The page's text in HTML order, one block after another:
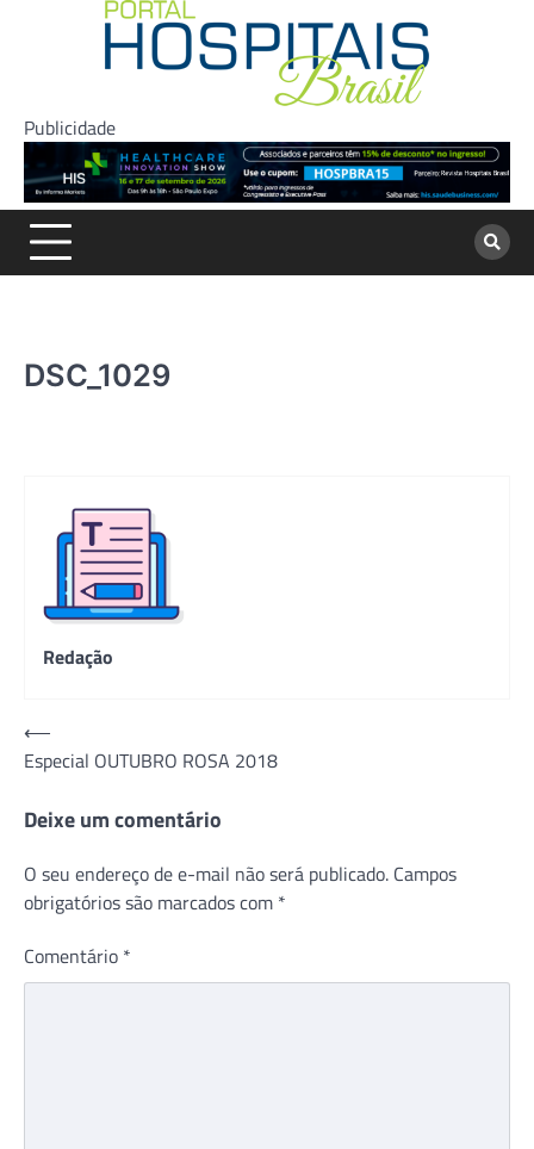
Publicidade
DSC_1029
Redação
Navegação
de
Post
⟵
Especial OUTUBRO ROSA 2018
Deixe um comentário
O seu endereço de e-mail não será publicado. Campos
obrigatórios são marcados com *
Comentário *